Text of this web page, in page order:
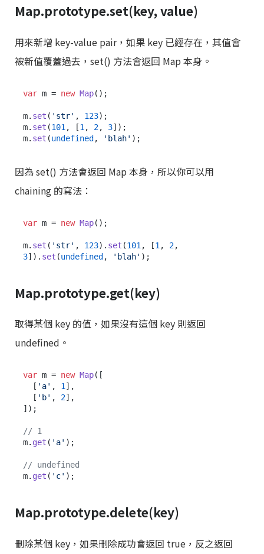
Map.prototype.set(key, value)
用來新增 key-value pair，如果 key 已經存在，其值會
被新值覆蓋過去，set() 方法會返回 Map 本身。
var m = new Map();
m. set ( 'str' , 123);
m. set (101 , [1 , 2, 3]);
m. set (undefined , 'blah'
因為 set() 方法會返回 Map 本身，所以你可以用
chaining 的寫法：
var m = new Map();
m. set ( 'str' , 123). set (101 , [1 , 2
3]). set (undefined , 'blah'
Map.prototype.get(key)
取得某個 key 的值，如果沒有這個 key 則返回
undefined。
var m = new Map([
  [
'a' , 1],
  [
'b' , 2],
]);
// 1
m. get ( 'a' );
// undefined
m. get ( 'c'
Map.prototype.delete(key)
刪除某個 key，如果刪除成功會返回 true，反之返回